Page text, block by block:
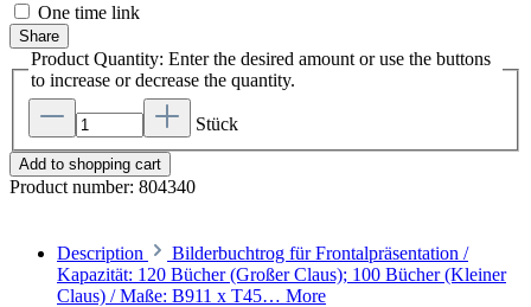
One time link
Share
Product Quantity: Enter the desired amount or use the buttons
to increase or decrease the quantity.
Stück
Add to shopping cart
Product number: 804340
Description
Bilderbuchtrog für Frontalpräsentation /
Kapazität: 120 Bücher (Großer Claus); 100 Bücher (Kleiner
Claus) / Maße: B911 x T45… More